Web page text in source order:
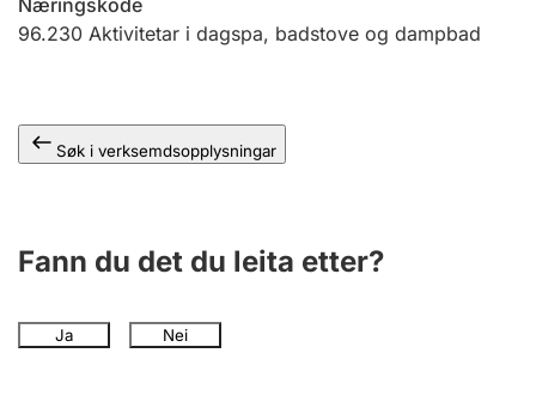
Andre tema
Næringskode
96.230 Aktivitetar i dagspa, badstove og dampbad
Søk i verksemdsopplysningar
Fann du det du leita etter?
Ja Nei